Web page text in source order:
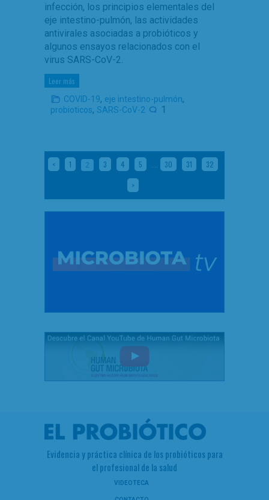
infección, los principios elementales del
eje intestino-pulmón, las actividades
antivirales asociadas a probióticos y
algunos ensayos relacionados con el
virus SARS-CoV-2.
Leer más
COVID-19, eje intestino-pulmón,
probioticos, SARS-CoV-2 1
< 1 2 3 4 5 … 30 31 32
>
Evidencia y práctica clínica de los probióticos para
el profesional de la salud
VIDEOTECA